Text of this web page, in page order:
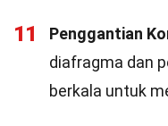
11 Penggantian
diafragma dan
berkala untuk